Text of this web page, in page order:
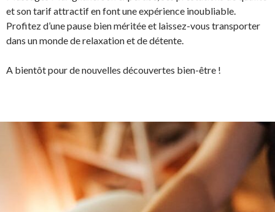
et son tarif attractif en font une expérience inoubliable.
Profitez d’une pause bien méritée et laissez-vous transporter
dans un monde de relaxation et de détente.
A bientôt pour de nouvelles découvertes bien-être !